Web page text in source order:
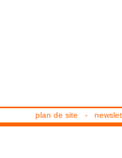
plan de site -